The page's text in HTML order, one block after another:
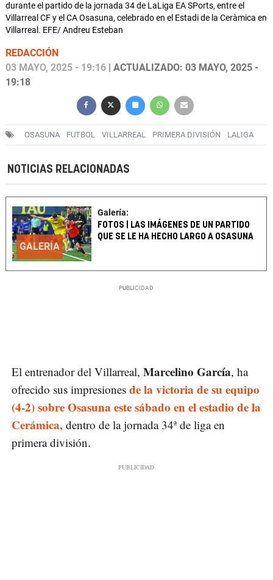
durante el partido de la jornada 34 de LaLiga EA SPorts, entre el
Villarreal CF y el CA Osasuna, celebrado en el Estadi de la Ceràmica en
Villarreal. EFE/ Andreu Esteban
REDACCIÓN
03 MAYO, 2025 - 19:16 | ACTUALIZADO: 03 MAYO, 2025 -
19:18
OSASUNA FUTBOL VILLARREAL PRIMERA DIVISIÓN LALIGA
NOTICIAS RELACIONADAS
GALERÍA
Galería:
FOTOS | LAS IMÁGENES DE UN PARTIDO
QUE SE LE HA HECHO LARGO A OSASUNA
El entrenador del Villarreal, Marcelino García, ha
ofrecido sus impresiones de la victoria de su equipo
(4-2) sobre Osasuna este sábado en el estadio de la
Cerámica, dentro de la jornada 34ª de liga en
primera división.